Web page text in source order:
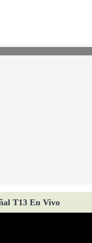
T13 En Vivo